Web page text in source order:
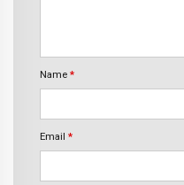
Name *
Email *